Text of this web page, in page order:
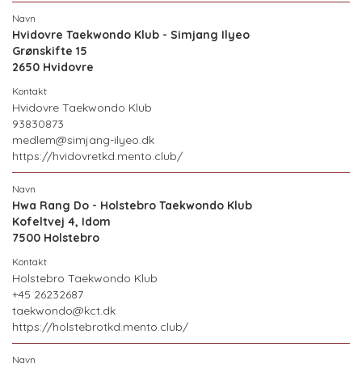
Hvidovre Taekwondo Klub - Simjang Ilyeo
Grønskifte 15
2650 Hvidovre
Hvidovre Taekwondo Klub
93830873
medlem@simjang-ilyeo.dk
https://hvidovretkd.mento.club/
Hwa Rang Do - Holstebro Taekwondo Klub
Kofeltvej 4, Idom
7500 Holstebro
Holstebro Taekwondo Klub
+45 26232687
taekwondo@kct.dk
https://holstebrotkd.mento.club/